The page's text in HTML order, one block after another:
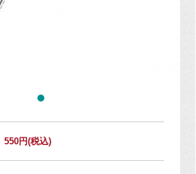
550円(税込)